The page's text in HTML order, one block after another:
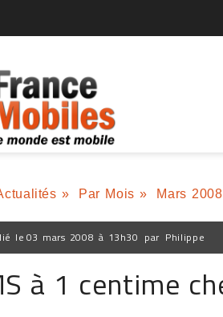
» Par Mois » Mars 2008
le 03 mars 2008 à 13h30 par Philippe
à 1 centime